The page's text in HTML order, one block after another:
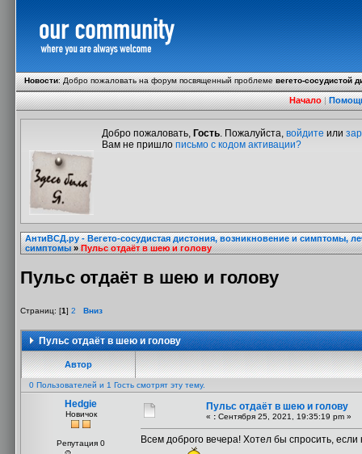
Новости:Добро пожаловать на форум посвященный проблемевегето-сосудистой
Начало|
Добро пожаловать, Гость. Пожалуйста, войдите или
Вам не пришло письмо с кодом активации?
АнтиВСД.ру - Вегето-сосудистая дистония, возникновение и симптомы,
симптомы»Пульс отдаёт в шею и голову
Пульс отдаёт в шею и голову
Страниц: [1] 2 Вниз
Пульс отдаёт в шею и голову
Автор
0 Пользователей и 1 Гость смотрят эту тему.
Hedgie
Новичок
Репутация 0
Пульс отдаёт в шею и голову
« : Сентября 25, 2021, 19:35:19 pm »
Всем доброго вечера! Хотел бы спросить,